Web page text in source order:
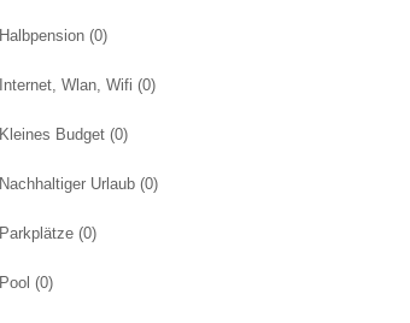
Halbpension (0)
Internet, Wlan, Wifi (0)
Kleines Budget (0)
Nachhaltiger Urlaub (0)
Parkplätze (0)
Pool (0)